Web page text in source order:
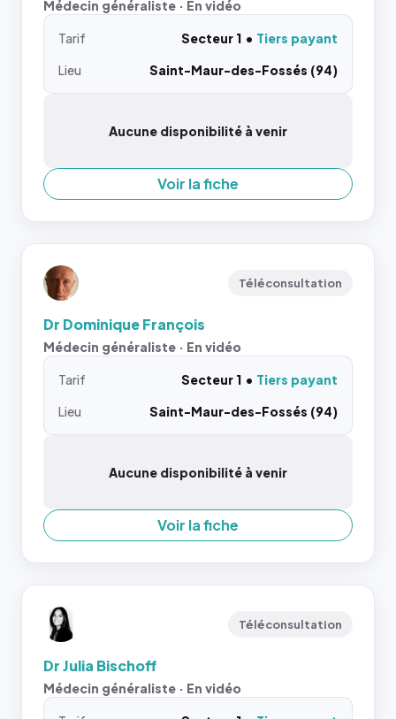
Médecin généraliste · En vidéo
Tarif Secteur 1
Tiers payant
Lieu
Saint-Maur-des-Fossés (94)
Aucune disponibilité à venir
Voir la fiche
Téléconsultation
Dr Dominique François
Médecin généraliste · En vidéo
Tarif Secteur 1
Tiers payant
Lieu
Saint-Maur-des-Fossés (94)
Aucune disponibilité à venir
Voir la fiche
Téléconsultation
Dr Julia Bischoff
Médecin généraliste · En vidéo